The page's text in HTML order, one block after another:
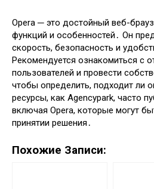
Opera ─ это достойный веб-
функций и особенностей․ Он
скорость, безопасность и
Рекомендуется ознакомиться с
пользователей и провести
чтобы определить, подходит ли
ресурсы, как Agencypark, часто
включая Opera, которые могут
принятии решения․
Похожие Записи: